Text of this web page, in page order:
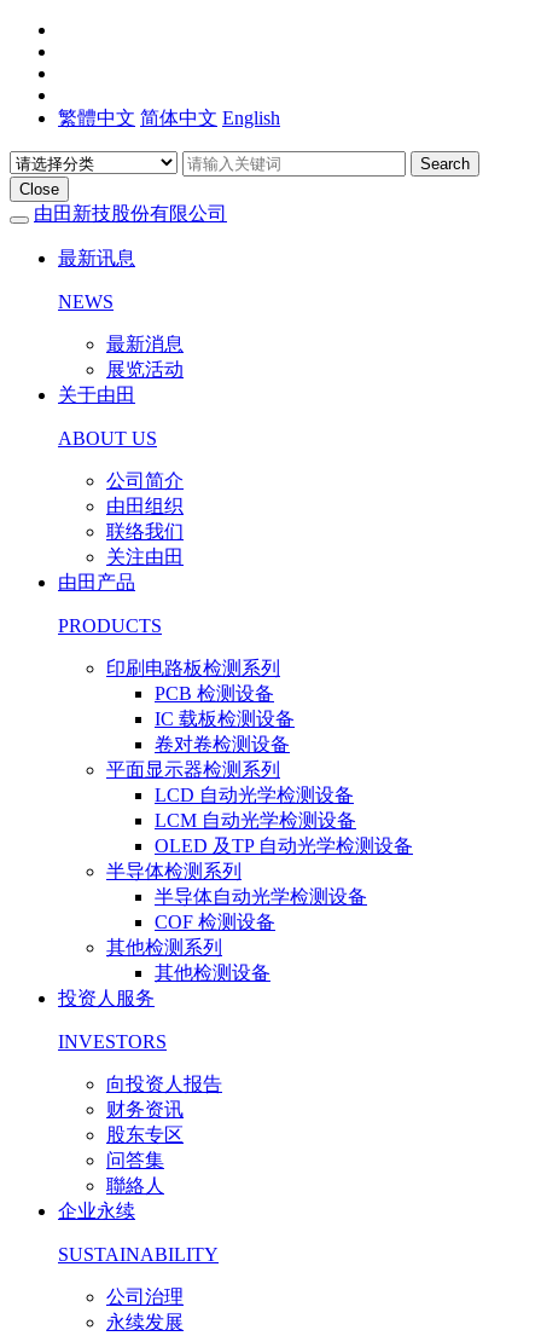
繁體中文 简体中文 English
Search
Close
由田新技股份有限公司
最新讯息
NEWS
最新消息
展览活动
关于由田
ABOUT US
公司简介
由田组织
联络我们
关注由田
由田产品
PRODUCTS
印刷电路板检测系列
PCB 检测设备
IC 载板检测设备
卷对卷检测设备
平面显示器检测系列
LCD 自动光学检测设备
LCM 自动光学检测设备
OLED 及TP 自动光学检测设备
半导体检测系列
半导体自动光学检测设备
COF 检测设备
其他检测系列
其他检测设备
投资人服务
INVESTORS
向投资人报告
财务资讯
股东专区
问答集
聯絡人
企业永续
SUSTAINABILITY
公司治理
永续发展